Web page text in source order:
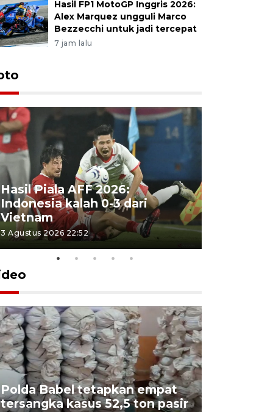
Hasil FP1 MotoGP Inggris 2026:
Alex Marquez ungguli Marco
Bezzecchi untuk jadi tercepat
7 jam lalu
Hasil Piala AFF 2026:
Indonesia kalah 0-3 dari
Vietnam
3 Agustus 2026 22:52
Polda Babel tetapkan empat
tersangka kasus 52,5 ton pasir